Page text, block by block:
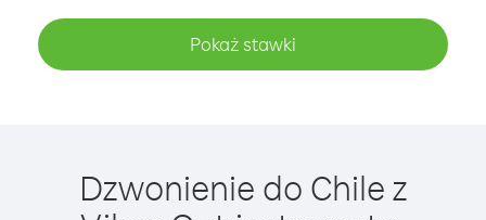
Pokaż stawki
Dzwonienie do Chile z